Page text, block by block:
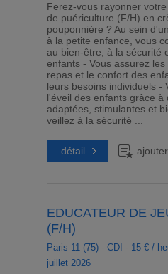
Ferez-vous rayonner
de puériculture (F/H) en
pouponnière ? Au sein
à la petite enfance, vous
au bien-être, à la sécurité
enfants - Vous assurez
repas et le confort des
leurs besoins individuels -
l'éveil des enfants grâce à
adaptées, stimulantes et
veillez à la sécurité ...
détail
EDUCATEUR DE
(F/H)
Paris 11 (75)- CDI - 15 € /
juillet 2026